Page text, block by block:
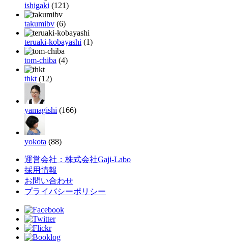
ishigaki (121)
takumibv (6)
teruaki-kobayashi (1)
tom-chiba (4)
thkt (12)
yamagishi (166)
yokota (88)
運営会社：株式会社Gaji-Labo
採用情報
お問い合わせ
プライバシーポリシー